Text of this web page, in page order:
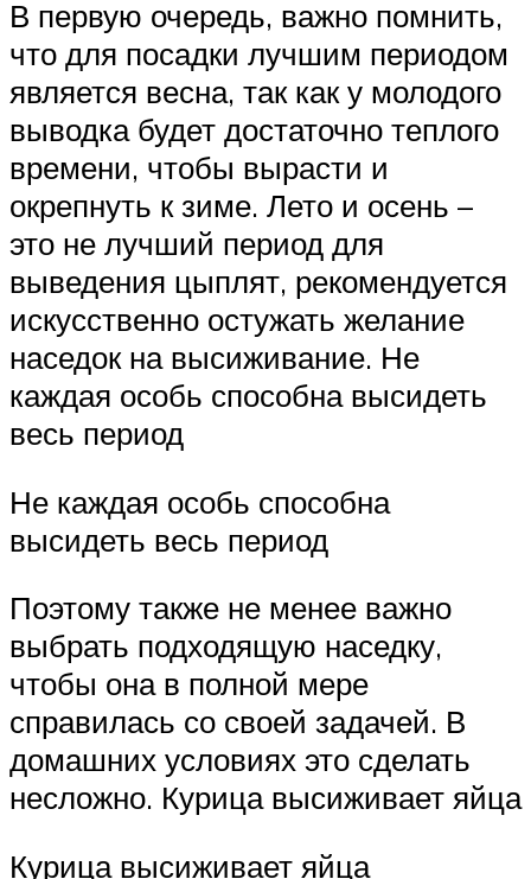
В первую очередь, важно помнить,
что для посадки лучшим периодом
является весна, так как у молодого
выводка будет достаточно теплого
времени, чтобы вырасти и
окрепнуть к зиме. Лето и осень –
это не лучший период для
выведения цыплят, рекомендуется
искусственно остужать желание
наседок на высиживание. Не
каждая особь способна высидеть
весь период
Не каждая особь способна
высидеть весь период
Поэтому также не менее важно
выбрать подходящую наседку,
чтобы она в полной мере
справилась со своей задачей. В
домашних условиях это сделать
несложно. Курица высиживает яйца
Курица высиживает яйца